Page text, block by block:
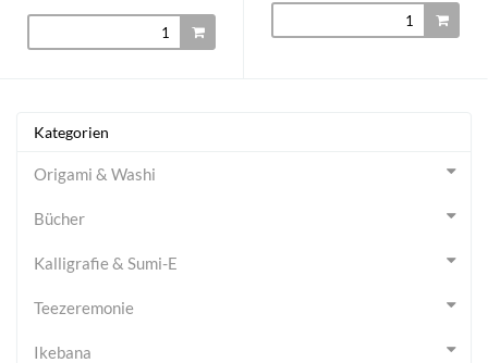
Kategorien
Origami & Washi
Bücher
Kalligrafie & Sumi-E
Teezeremonie
Ikebana